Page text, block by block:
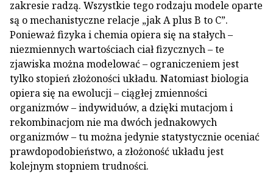
zakresie radzą. Wszystkie tego rodzaju modele oparte
są o mechanistyczne relacje „jak A plus B to C”.
Ponieważ fizyka i chemia opiera się na stałych –
niezmiennych wartościach ciał fizycznych – te
zjawiska można modelować – ograniczeniem jest
tylko stopień złożoności układu. Natomiast biologia
opiera się na ewolucji – ciągłej zmienności
organizmów – indywiduów, a dzięki mutacjom i
rekombinacjom nie ma dwóch jednakowych
organizmów – tu można jedynie statystycznie oceniać
prawdopodobieństwo, a złożoność układu jest
kolejnym stopniem trudności.